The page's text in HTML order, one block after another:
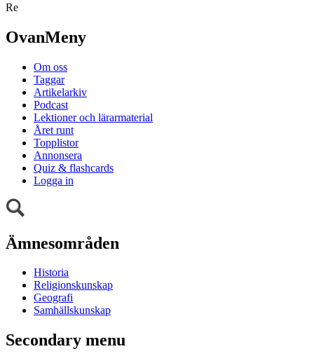
Re
OvanMeny
Om oss
Taggar
Artikelarkiv
Podcast
Lektioner och lärarmaterial
Året runt
Topplistor
Annonsera
Quiz & flashcards
Logga in
Ämnesområden
Historia
Religionskunskap
Geografi
Samhällskunskap
Secondary menu